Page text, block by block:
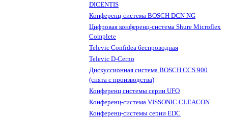
DICENTIS
Конференц-система BOSCH DCN NG
Цифровая конференц-система Shure Microflex
Complete
Televic Confidea беспроводная
Televic D-Cerno
Дискуссионная система BOSCH CCS 900
(снята с производства)
Конференц системы серии UFO
Конференц-система VISSONIC CLEACON
Конференц-системы серии EDC